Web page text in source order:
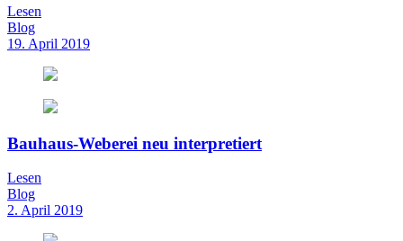
Lesen
Blog
19. April 2019
Bauhaus-Weberei neu interpretiert
Lesen
Blog
2. April 2019